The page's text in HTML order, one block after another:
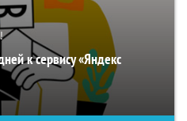
к сервису «Яндекс